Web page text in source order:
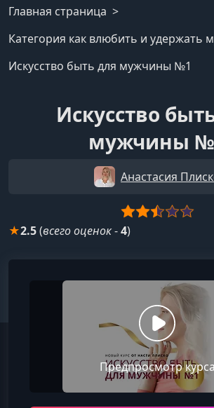
Главная страница
Категория как влюбить и удержать
Искусство быть для мужчины №1
Искусство
мужчины
Анастасия
★2.5(всего оценок-4)
Предпросмотр курса